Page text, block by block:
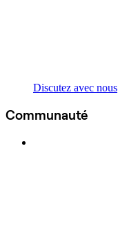
Discutez avec nous
Communauté